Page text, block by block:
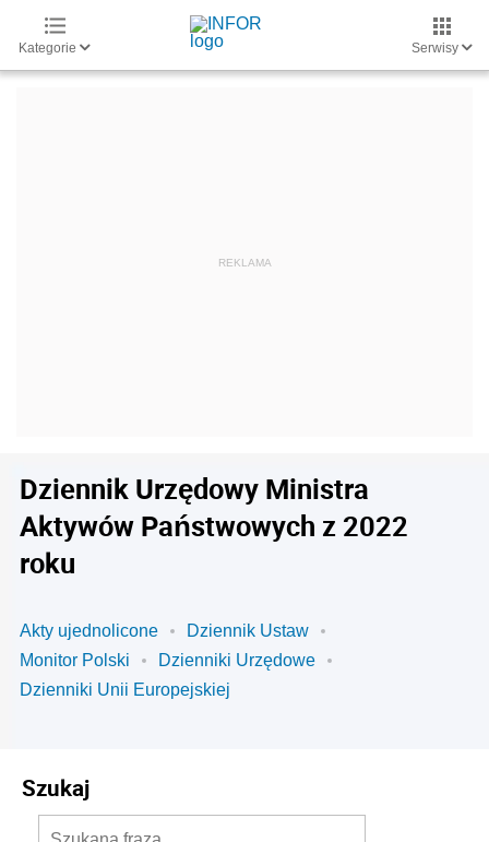
Kategorie Serwisy
Dziennik Urzędowy Ministra
Aktywów Państwowych z 2022
roku
Akty ujednolicone
Dziennik Ustaw
Monitor Polski
Dzienniki Urzędowe
Dzienniki Unii Europejskiej
Szukaj